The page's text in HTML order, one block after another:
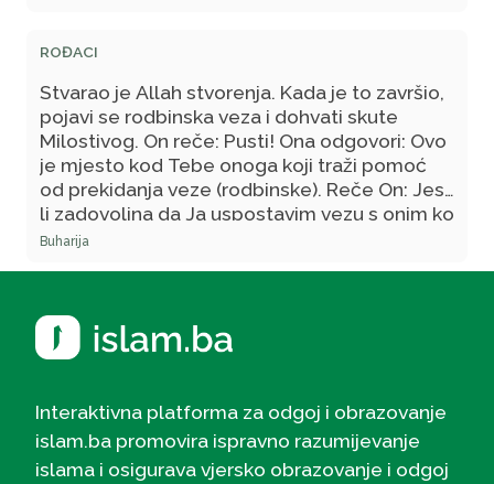
ROĐACI
Stvarao je Allah stvorenja. Kada je to završio,
pojavi se rodbinska veza i dohvati skute
Milostivog. On reče: Pusti! Ona odgovori: Ovo
je mjesto kod Tebe onoga koji traži pomoć
od prekidanja veze (rodbinske). Reče On: Jesi
li zadovoljna da Ja uspostavim vezu s onim ko
s tobom vezu uspostavi, a da prekinem vezu
To ti pripada! Ebu Hurejre je dalje rekao:
Učite, ako želite: Zar i vi ne biste, kada biste
se vlasti dočepali, nered na Zemlji činili i
Buharija
Interaktivna platforma za odgoj i obrazovanje
islam.ba promovira ispravno razumijevanje
islama i osigurava vjersko obrazovanje i odgoj